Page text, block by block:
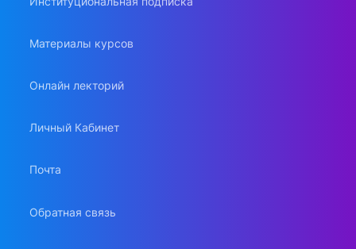
Материалы курсов
Онлайн лекторий
Личный Кабинет
Почта
Обратная связь